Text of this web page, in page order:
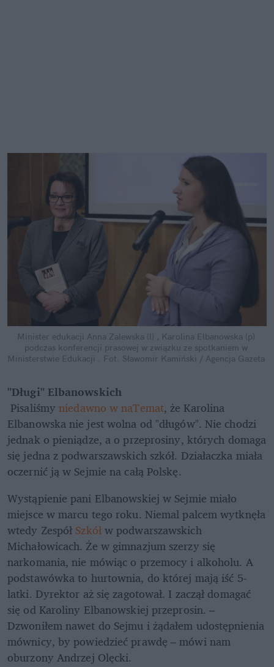
Minister edukacji Anna Zalewska (l) , Karolina Elbanowska (p)
podczas konferencji prasowej w związku ze spotkaniem w
Ministerstwie Edukacji . Fot. Sławomir Kamiński / Agencja Gazeta
"Długi" Elbanowskich
Pisaliśmy niedawno w naTemat, że Karolina
Elbanowska nie jest wolna od "długów". Nie chodzi
jednak o pieniądze, a o przeprosiny, których domaga
się jedna z podwarszawskich szkół. Działaczka miała
oczernić ją w Sejmie na całą Polskę.
Wystąpienie pani Elbanowskiej w Sejmie miało
miejsce w marcu tego roku. Niemal palcem wytknęła
wtedy Zespół Szkół w podwarszawskich
Michałowicach. Że w gimnazjum szerzy się
narkomania, nie mówiąc o przemocy i alkoholu. A
podstawówka to hurtownia, do której mają iść 5-
latki. Dyrektor aż się zagotował. I zaczął domagać
się od Karoliny Elbanowskiej przeprosin. –
Dzwoniłem nawet do Sejmu i żądałem udostępnienia
mównicy, by powiedzieć prawdę – mówi nam
oburzony Andrzej Olęcki.